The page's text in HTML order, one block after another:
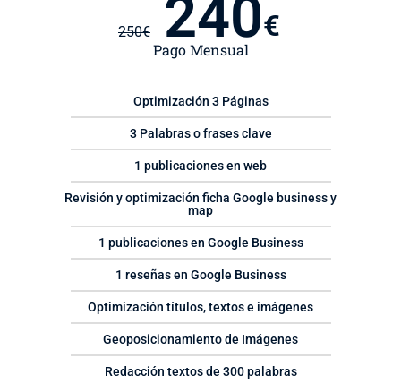
250€ 240€
Pago Mensual
Optimización 3 Páginas
3 Palabras o frases clave
1 publicaciones en web
Revisión y optimización ficha Google business y
map
1 publicaciones en Google Business
1 reseñas en Google Business
Optimización títulos, textos e imágenes
Geoposicionamiento de Imágenes
Redacción textos de 300 palabras